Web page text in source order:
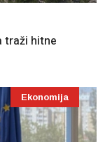
traži hitne
Ekonomija